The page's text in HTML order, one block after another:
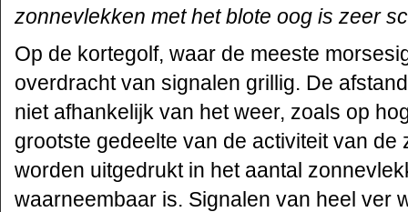
zonnevlekken met het blote oog is zeer
Op de kortegolf, waar de meeste
overdracht van signalen grillig. De
niet afhankelijk van het weer, zoals op
grootste gedeelte van de activiteit van de
worden uitgedrukt in het aantal
waarneembaar is. Signalen van heel ver